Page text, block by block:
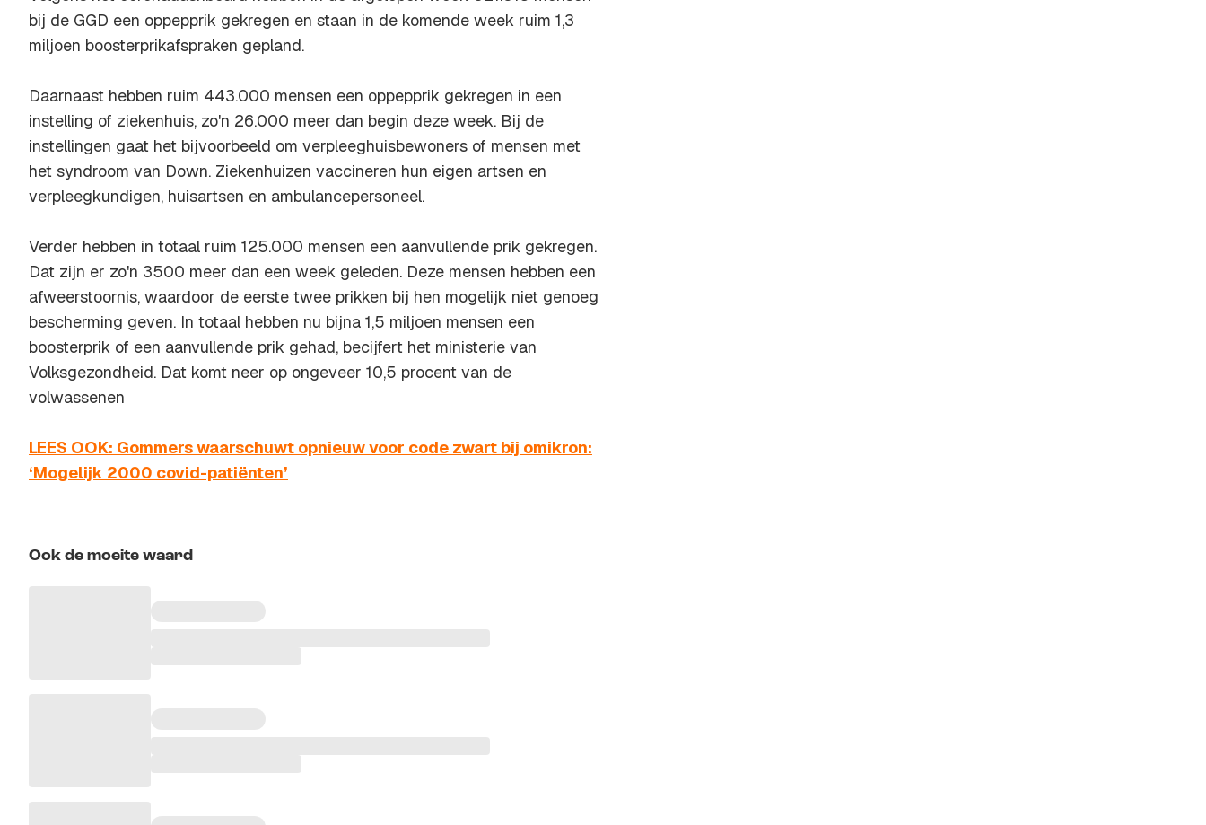
bij de GGD een oppepprik gekregen en staan in de komende week ruim 1,3
miljoen boosterprikafspraken gepland.
Daarnaast hebben ruim 443.000 mensen een oppepprik gekregen in een
instelling of ziekenhuis, zo'n 26.000 meer dan begin deze week. Bij de
instellingen gaat het bijvoorbeeld om verpleeghuisbewoners of mensen met
het syndroom van Down. Ziekenhuizen vaccineren hun eigen artsen en
verpleegkundigen, huisartsen en ambulancepersoneel.
Verder hebben in totaal ruim 125.000 mensen een aanvullende prik gekregen.
Dat zijn er zo'n 3500 meer dan een week geleden. Deze mensen hebben een
afweerstoornis, waardoor de eerste twee prikken bij hen mogelijk niet genoeg
bescherming geven. In totaal hebben nu bijna 1,5 miljoen mensen een
boosterprik of een aanvullende prik gehad, becijfert het ministerie van
Volksgezondheid. Dat komt neer op ongeveer 10,5 procent van de
volwassenen
LEES OOK: Gommers waarschuwt opnieuw voor code zwart bij omikron:
‘Mogelijk 2000 covid-patiënten’
Ook de moeite waard